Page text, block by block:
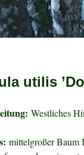
utilis
Westliches
mittelgroßer Baum